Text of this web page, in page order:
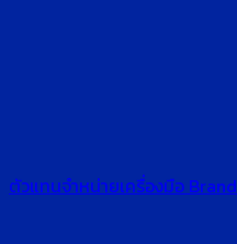
ตัวแทนจำหน่ายเครื่องมือ Brand